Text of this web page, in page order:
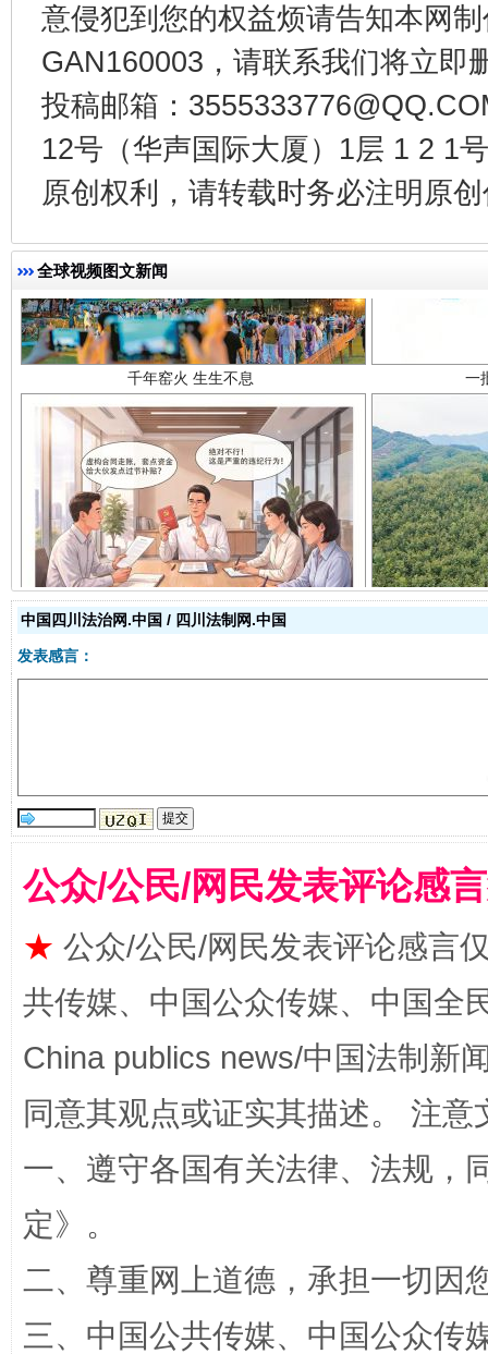
意侵犯到您的权益烦请告知本网
GAN160003，请联系我们将立即
投稿邮箱：
12号（华声国际大厦）1层 1 2 1
原创权利，请转载时务必注明原
全球视频图文新闻千年窑火 生生不息
揭开“小金库”的免责幌子
受贿1.44亿！段成刚被判无期 从幼
全民健身五年计划来了！等你上场
中国四川法治网.中国 / 四川法制网.中国
发表感言：
公众/公民/网民发表评论感
★ 公众/公民/网民发表评论感言
共传媒、中国公众传媒、中国全
China publics news/中国法制新
同意其观点或证实其描述。 注
一、遵守各国有关法律、法规，
定》。
二、尊重网上道德，承担一切因
三、中国公共传媒、中国公众传